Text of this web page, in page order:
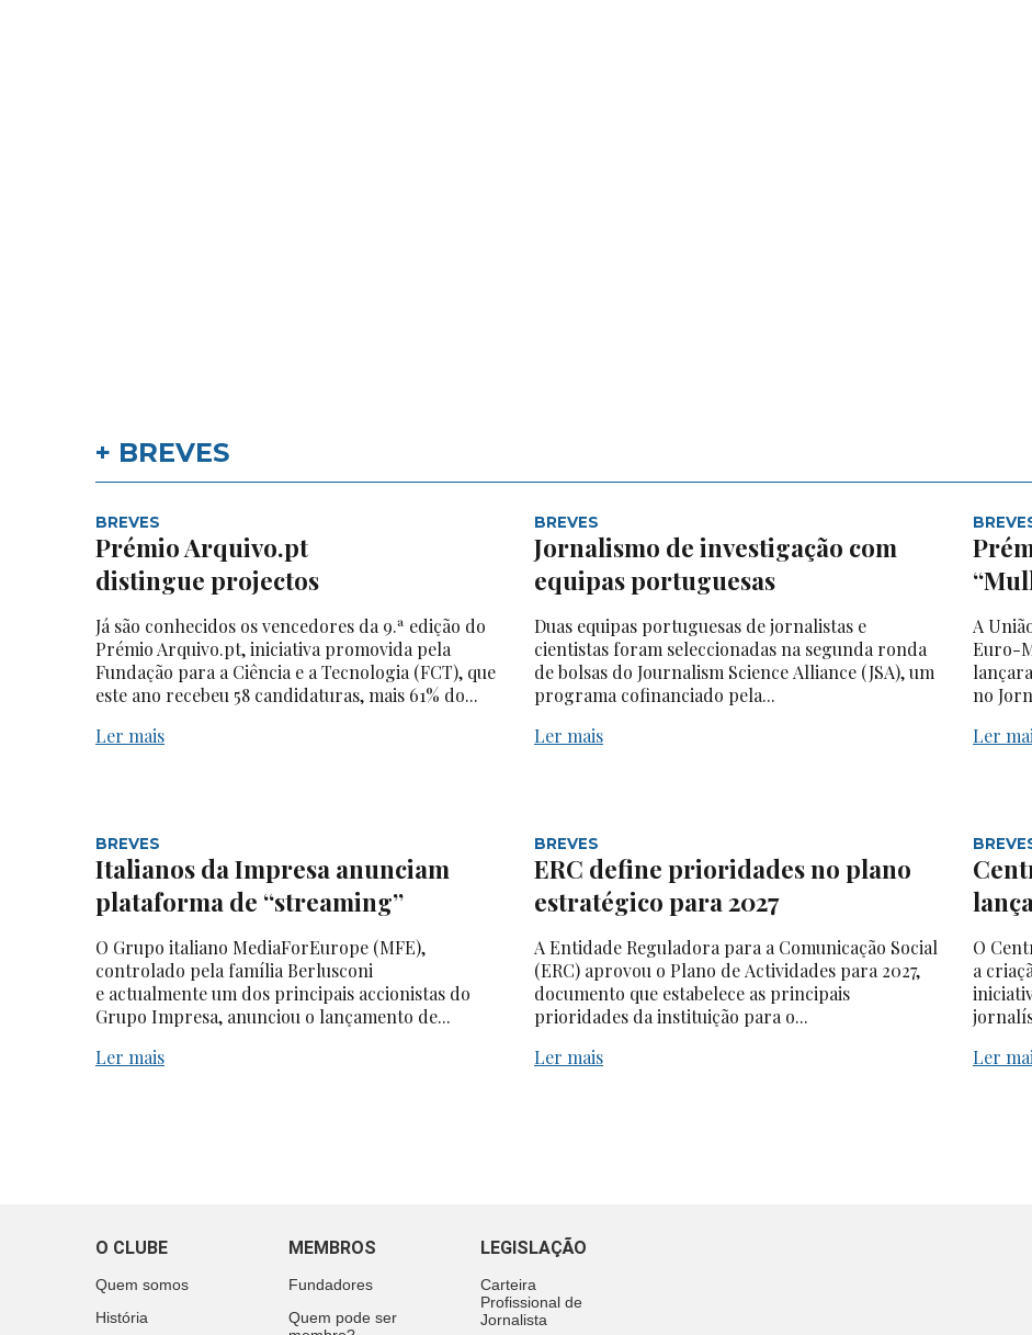
+ BREVES
BREVES
Prémio Arquivo.pt
distingue projectos
Já são conhecidos os vencedores da 9.ª edição do
Prémio Arquivo.pt, iniciativa promovida pela
Fundação para a Ciência e a Tecnologia (FCT), que
este ano recebeu 58 candidaturas, mais 61% do...
Ler mais
BREVES
Jornalismo de investigação com
equipas portuguesas
Duas equipas portuguesas de jornalistas e
cientistas foram seleccionadas na segunda ronda
de bolsas do Journalism Science Alliance (JSA), um
programa cofinanciado pela...
Ler mais
A
Euro-
no
Ler
BREVES
Italianos da Impresa anunciam
plataforma de “streaming”
O Grupo italiano MediaForEurope (MFE),
controlado pela família Berlusconi
e actualmente um dos principais accionistas do
Grupo Impresa, anunciou o lançamento de...
Ler mais
BREVES
ERC define prioridades no plano
estratégico para 2027
A Entidade Reguladora para a Comunicação Social
(ERC) aprovou o Plano de Actividades para 2027,
documento que estabelece as principais
prioridades da instituição para o...
Ler mais
O
a
Ler
O CLUBE
Quem somos
História
MEMBROS
Fundadores
Quem pode ser
LEGISLAÇÃO
Carteira
Profissional de
Jornalista